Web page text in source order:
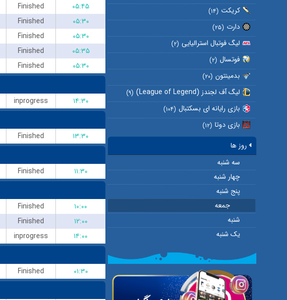
کریکت (۱۴)
دارت (۲۵)
لیگ فوتبال استرالیایی (۲)
فوتسال (۲)
بدمینتون (۲۰)
لیگ آف لجندز (League of Legend) (۹)
بازی رایانه ای بسکتبال (۱۰۴)
بازی دوتا (۱۲)
روز ها
سه شنبه
چهار شنبه
پنج شنبه
جمعه
شنبه
یک شنبه
Finished
۰۵:۴۵
Finished
۰۵:۳۰
Finished
۰۵:۳۰
Finished
۰۵:۳۵
Finished
۰۵:۳۰
inprogress
۱۴:۳۰
Finished
۱۳:۳۰
Finished
۱۱:۳۰
Finished
۱۰:۰۰
Finished
۱۲:۰۰
inprogress
۱۴:۰۰
Finished
۰۱:۳۰